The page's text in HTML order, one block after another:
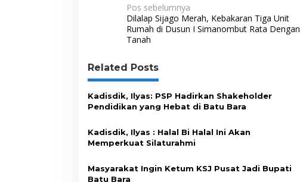
k
N
a
v
i
g
a
s
p
s
Pos sebelumnya
Dilalap Sijago Merah, Kebakaran Tiga Unit
Rumah di Dusun I Simanombut Rata Dengan
Tanah
Related Posts
Kadisdik, Ilyas: PSP Hadirkan Shakeholder
Pendidikan yang Hebat di Batu Bara
Kadisdik, Ilyas : Halal Bi Halal Ini Akan
Memperkuat Silaturahmi
Masyarakat Ingin Ketum KSJ Pusat Jadi Bupati
Batu Bara